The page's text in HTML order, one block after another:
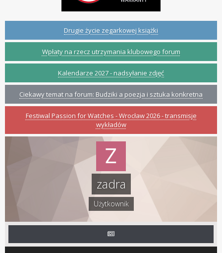
Drugie życie zegarkowej książki
Wpłaty na rzecz utrzymania klubowego forum
Kalendarze 2027 - nadsyłanie zdjęć
Ciekawy temat na forum: Budziki a poezja i sztuka konkretna
Festiwal Passion for Watches - Wrocław 2026 - transmisje
wykładów
zadra
Użytkownik